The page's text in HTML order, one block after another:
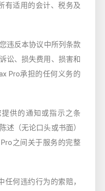
有适用的会计、税务及
违反本协议中所列条款
讼、损失费用、损害和
Pro承担的任何义务的
供的通知或指示之条
述（无论口头或书面）
之间关于服务的完整
任何违约行为的索赔，